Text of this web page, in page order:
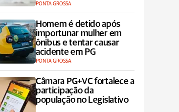
PONTA GROSSA
Homem é detido após
importunar mulher em
ônibus e tentar causar
acidente em PG
PONTA GROSSA
Câmara PG+VC fortalece a
participação da
população no Legislativo